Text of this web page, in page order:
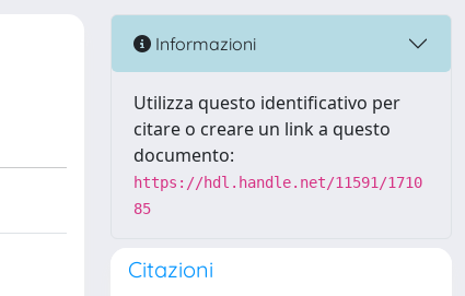
Informazioni
Utilizza questo identificativo per
citare o creare un link a questo
documento:
https://hdl.handle.net/11591/1710
85
Citazioni